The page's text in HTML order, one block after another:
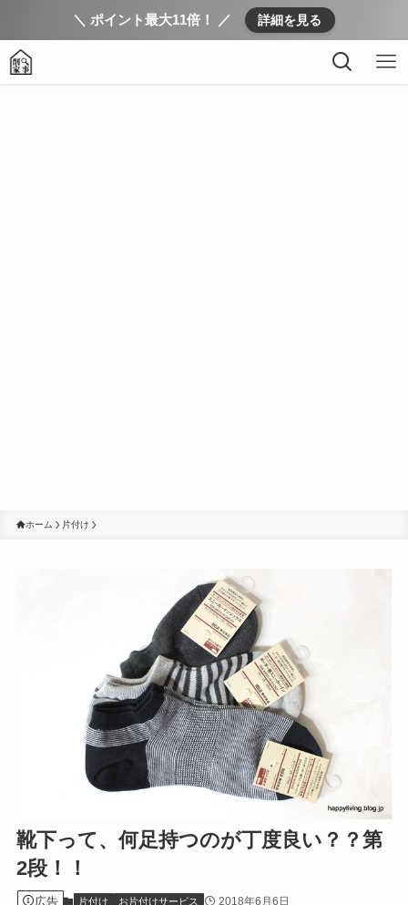
＼ ポイント最大11倍！ ／ 詳細を見る
ホーム 片付け
靴下って、何足持つのが丁度良い？？第
2段！！
広告 片付け お片付けサービス 2018年6月6日